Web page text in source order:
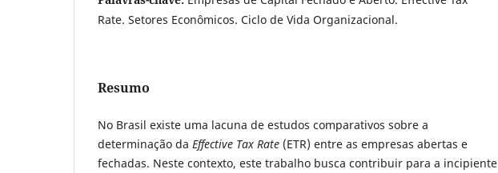
Rate. Setores Econômicos. Ciclo de Vida Organizacional.
Resumo
No Brasil existe uma lacuna de estudos comparativos sobre a
determinação da Effective Tax Rate (ETR) entre as empresas abertas e
fechadas. Neste contexto, este trabalho busca contribuir para a incipiente